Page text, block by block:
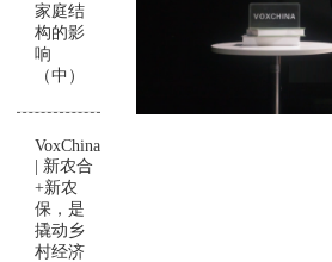
家庭结
构的影
响
（中）
VoxChina
| 新农合
+新农
保，是
撬动乡
村经济